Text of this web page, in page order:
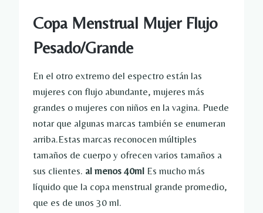
Copa Menstrual Mujer Flujo
Pesado/Grande
En el otro extremo del espectro están las
mujeres con flujo abundante, mujeres más
grandes o mujeres con niños en la vagina. Puede
notar que algunas marcas también se enumeran
arriba.Estas marcas reconocen múltiples
tamaños de cuerpo y ofrecen varios tamaños a
sus clientes. al menos 40ml Es mucho más
líquido que la copa menstrual grande promedio,
que es de unos 30 ml.